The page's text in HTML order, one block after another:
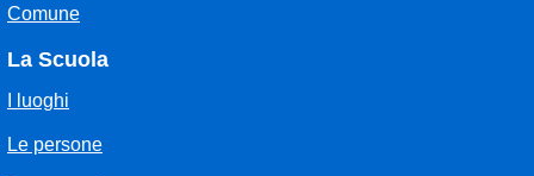
Comune
La Scuola
I luoghi
Le persone